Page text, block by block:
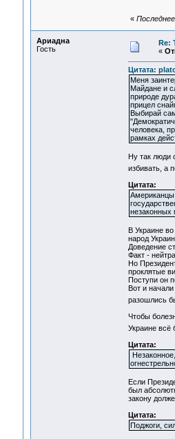
«
Ариадна
Гость
Re:
«
Цитата:
Меня
Майдане и
природе
прицел
Выбирай
человека,
рамках
Ну так люди
избивать, а
Цитата:
Американцы
незаконных
В Украине
народ
Доведение
Факт -
Но
проклятые
Поступи он
Вот и
разошлись
Чтобы
Украине всё
Цитата:
Если
был
закону
Цитата:
Поджоги,